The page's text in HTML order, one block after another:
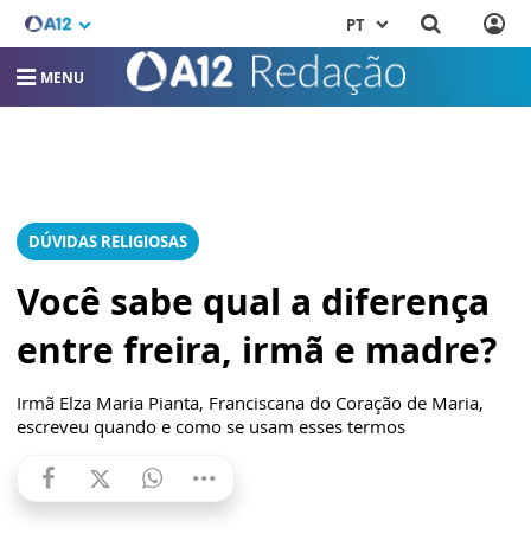
PT
MENU
DÚVIDAS RELIGIOSAS
Você sabe qual a diferença
entre freira, irmã e madre?
Irmã Elza Maria Pianta, Franciscana do Coração de Maria,
escreveu quando e como se usam esses termos